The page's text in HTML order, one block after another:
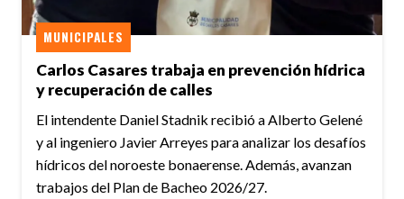
Carlos Casares trabaja en prevención hídrica
y recuperación de calles
MUNICIPALES
El intendente Daniel Stadnik recibió a Alberto Gelené
y al ingeniero Javier Arreyes para analizar los desafíos
hídricos del noroeste bonaerense. Además, avanzan
trabajos del Plan de Bacheo 2026/27.